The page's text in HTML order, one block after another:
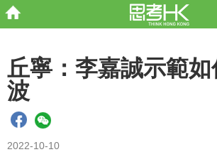
丘寧：李嘉誠示範
波
2022-10-10